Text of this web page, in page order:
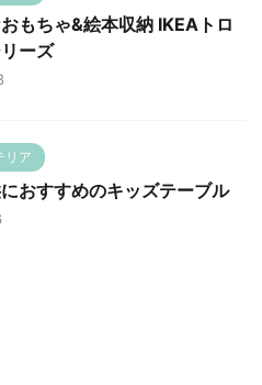
もちゃ&絵本収納 IKEAトロ
ーズ
リア
おすすめのキッズテーブル